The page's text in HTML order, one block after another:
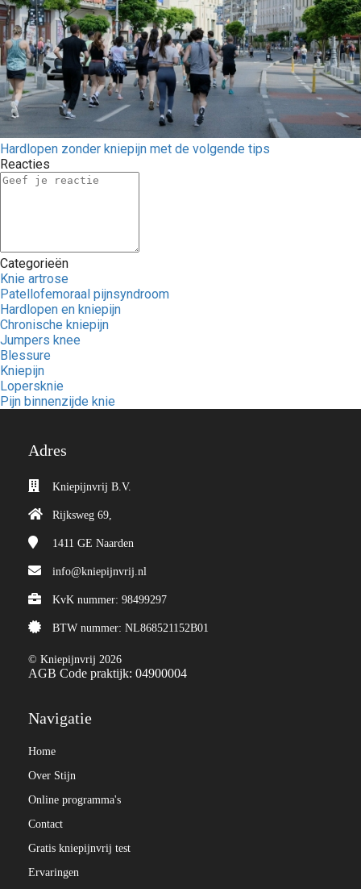
Hardlopen zonder kniepijn met de volgende tips
Reacties
Categorieën
Knie artrose
Patellofemoraal pijnsyndroom
Hardlopen en kniepijn
Chronische kniepijn
Jumpers knee
Blessure
Kniepijn
Lopersknie
Pijn binnenzijde knie
Adres
Kniepijnvrij B.V.
Rijksweg 69,
1411 GE Naarden
info@kniepijnvrij.nl
KvK nummer: 98499297
BTW nummer: NL868521152B01
© Kniepijnvrij 2026
AGB Code praktijk: 04900004
Navigatie
Home
Over Stijn
Online programma's
Contact
Gratis kniepijnvrij test
Ervaringen